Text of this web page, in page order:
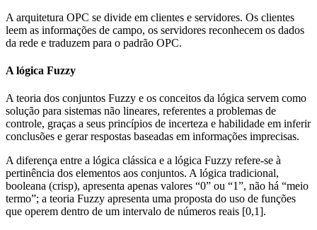
A arquitetura OPC se divide em clientes e servidores. Os clientes
leem as informações de campo, os servidores reconhecem os dados
da rede e traduzem para o padrão OPC.
A lógica Fuzzy
A teoria dos conjuntos Fuzzy e os conceitos da lógica servem como
solução para sistemas não lineares, referentes a problemas de
controle, graças a seus princípios de incerteza e habilidade em inferir
conclusões e gerar respostas baseadas em informações imprecisas.
A diferença entre a lógica clássica e a lógica Fuzzy refere-se à
pertinência dos elementos aos conjuntos. A lógica tradicional,
booleana (crisp), apresenta apenas valores “0” ou “1”, não há “meio
termo”; a teoria Fuzzy apresenta uma proposta do uso de funções
que operem dentro de um intervalo de números reais [0,1].